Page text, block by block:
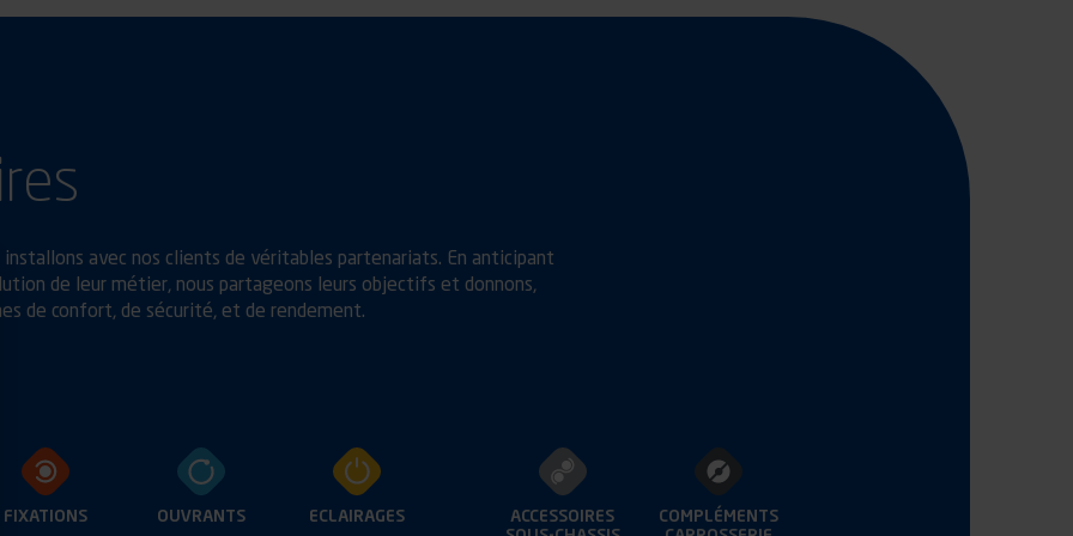
avec nos clients de véritables partenariats. En anticipant
de leur métier, nous partageons leurs objectifs et donnons,
de confort, de sécurité, et de rendement.
FIXATIONS OUVRANTS ECLAIRAGES
ACCESSOIRES
COMPLÉMENTS